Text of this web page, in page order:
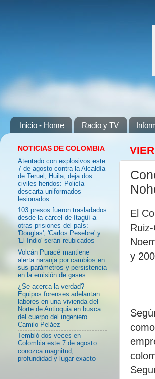
Inicio - Home Radio y TV
El
y
NOTICIAS DE COLOMBIA
Atentado con explosivos este
7 de agosto contra la Alcaldía
de Teruel, Huila, deja dos
civiles heridos: Policía
descarta uniformados
lesionados
103 presos fueron trasladados
desde la cárcel de Itagüí a
otras prisiones del país:
'Douglas', 'Carlos Pesebre' y
'El Indio' serán reubicados
Volcán Puracé mantiene
alerta naranja por cambios en
sus parámetros y persistencia
en la emisión de gases
¿Se acerca la verdad?
Equipos forenses adelantan
labores en una vivienda del
Norte de Antioquia en busca
del cuerpo del ingeniero
Camilo Peláez
Tembló dos veces en
Colombia este 7 de agosto:
conozca magnitud,
profundidad y lugar exacto